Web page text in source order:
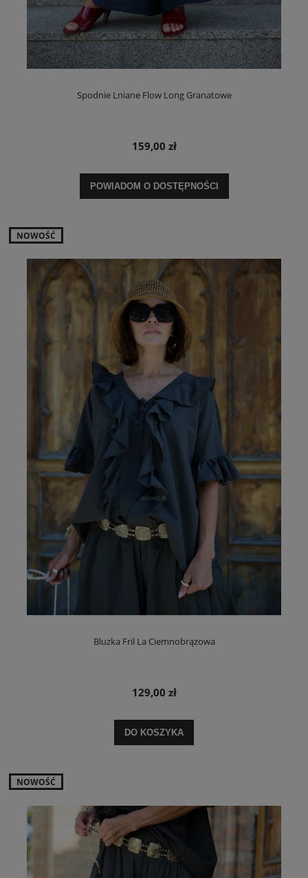
Spodnie Lniane Flow Long Granatowe
159,00 zł
POWIADOM O DOSTĘPNOŚCI
Bluzka Fril La Ciemnobrązowa
129,00 zł
DO KOSZYKA
NOWOŚĆ
NOWOŚĆ